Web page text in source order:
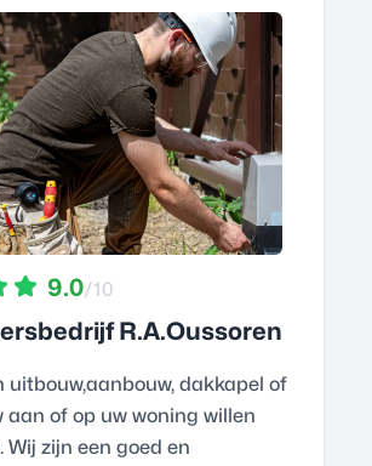
9.0/10
R.A.Oussoren
uitbouw,aanbouw, dakkapel of
aan of op uw woning willen
Wij zijn een goed en